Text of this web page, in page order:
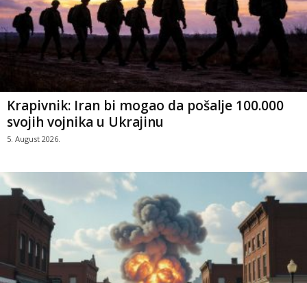
Krapivnik: Iran bi mogao da pošalje 100.000
svojih vojnika u Ukrajinu
5. August 2026.